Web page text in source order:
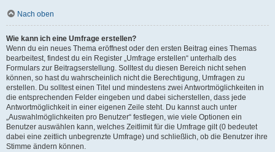
Nach oben
Wie kann ich eine Umfrage erstellen?
Wenn du ein neues Thema eröffnest oder den ersten Beitrag eines Themas
bearbeitest, findest du ein Register „Umfrage erstellen“ unterhalb des
Formulars zur Beitragserstellung. Solltest du diesen Bereich nicht sehen
können, so hast du wahrscheinlich nicht die Berechtigung, Umfragen zu
erstellen. Du solltest einen Titel und mindestens zwei Antwortmöglichkeiten in
die entsprechenden Felder eingeben und dabei sicherstellen, dass jede
Antwortmöglichkeit in einer eigenen Zeile steht. Du kannst auch unter
„Auswahlmöglichkeiten pro Benutzer“ festlegen, wie viele Optionen ein
Benutzer auswählen kann, welches Zeitlimit für die Umfrage gilt (0 bedeutet
dabei eine zeitlich unbegrenzte Umfrage) und schließlich, ob die Benutzer ihre
Stimme ändern können.